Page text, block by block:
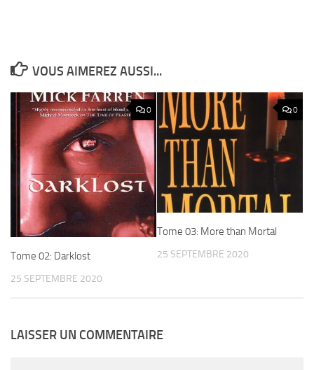
VOUS AIMEREZ AUSSI...
0
Tome 02: Darklost
25 SEPTEMBRE 2020
0
Tome 03: More than Mortal
25 SEPTEMBRE 2020
LAISSER UN COMMENTAIRE